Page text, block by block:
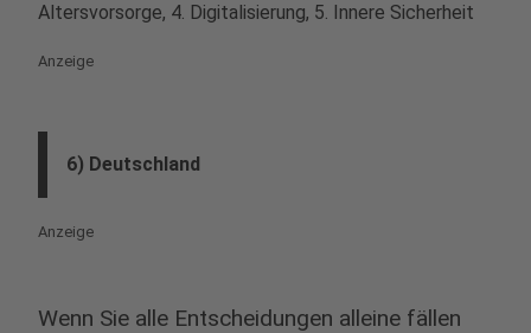
Altersvorsorge, 4. Digitalisierung, 5. Innere Sicherheit
Anzeige
6) Deutschland
Anzeige
Wenn Sie alle Entscheidungen alleine fällen